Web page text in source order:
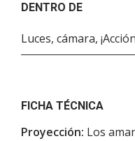
DENTRO DE
Luces, cámara,
FICHA TÉCNICA
Proyección: Los